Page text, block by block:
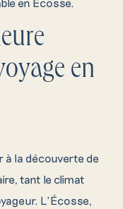
en
à la découverte de
tant le climat
L’Écosse,